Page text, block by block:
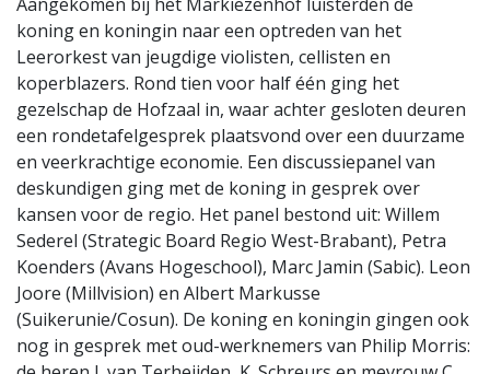
koning en koningin naar een optreden van het
Leerorkest van jeugdige violisten, cellisten en
koperblazers. Rond tien voor half één ging het
gezelschap de Hofzaal in, waar achter gesloten deuren
een rondetafelgesprek plaatsvond over een duurzame
en veerkrachtige economie. Een discussiepanel van
deskundigen ging met de koning in gesprek over
kansen voor de regio. Het panel bestond uit: Willem
Sederel (Strategic Board Regio West-Brabant), Petra
Koenders (Avans Hogeschool), Marc Jamin (Sabic). Leon
Joore (Millvision) en Albert Markusse
(Suikerunie/Cosun). De koning en koningin gingen ook
nog in gesprek met oud-werknemers van Philip Morris: